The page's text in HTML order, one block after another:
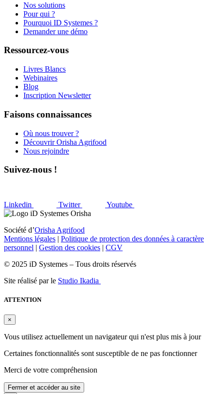
Nos solutions
Pour qui ?
Pourquoi ID Systemes ?
Demander une démo
Ressourcez-vous
Livres Blancs
Webinaires
Blog
Inscription Newsletter
Faisons connaissances
Où nous trouver ?
Découvrir Orisha Agrifood
Nous rejoindre
Suivez-nous !
Linkedin Twitter Youtube
Société d’Orisha Agrifood
Mentions légales | Politique de protection des données à caractère
personnel | Gestion des cookies | CGV
© 2025 iD Systemes – Tous droits réservés
Site réalisé par le Studio Ikadia
ATTENTION
×
Vous utilisez actuellement un navigateur qui n'est plus mis à jour
Certaines fonctionnalités sont susceptible de ne pas fonctionner
Merci de votre compréhension
Fermer et accéder au site